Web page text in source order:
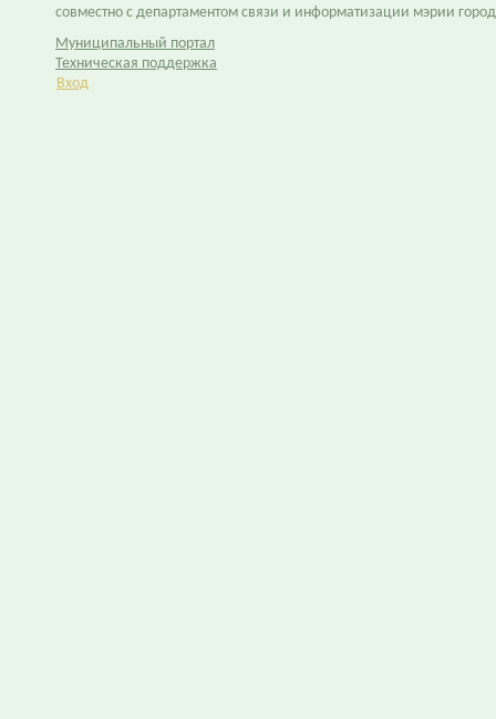
совместно с департаментом связи и информатизации мэрии
Муниципальный портал
Техническая поддержка
Вход